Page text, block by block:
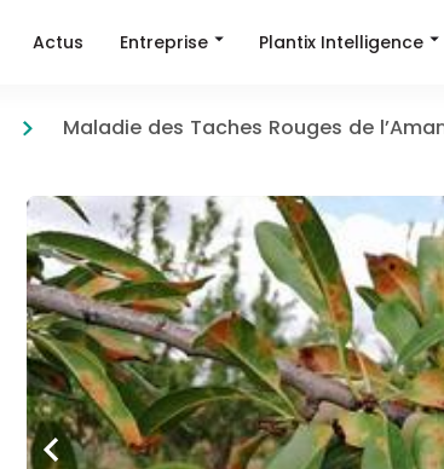
Actus Entreprise Plantix Intelligence
Maladie des Taches Rouges de